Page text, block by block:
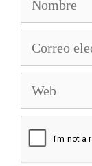
electrónico